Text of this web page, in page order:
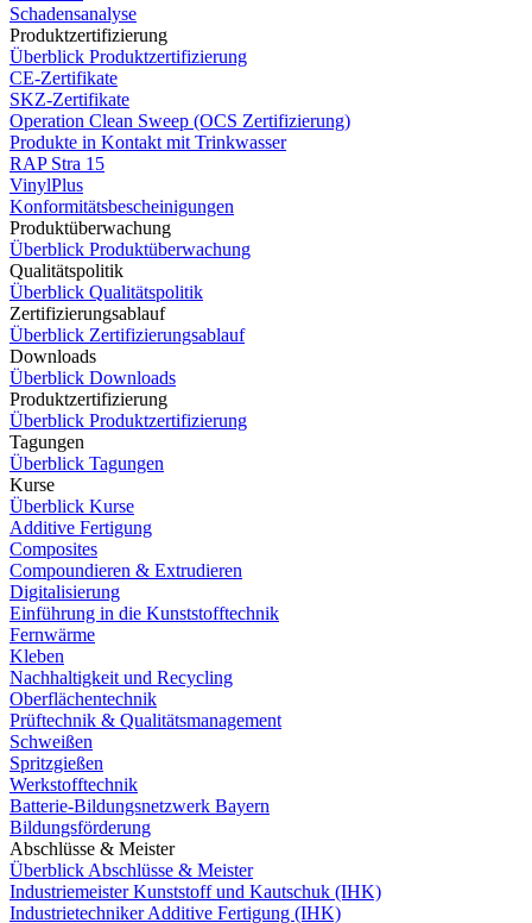
Schadensanalyse
Produktzertifizierung
Überblick Produktzertifizierung
CE-Zertifikate
SKZ-Zertifikate
Operation Clean Sweep (OCS Zertifizierung)
Produkte in Kontakt mit Trinkwasser
RAP Stra 15
VinylPlus
Konformitätsbescheinigungen
Produktüberwachung
Überblick Produktüberwachung
Qualitätspolitik
Überblick Qualitätspolitik
Zertifizierungsablauf
Überblick Zertifizierungsablauf
Downloads
Überblick Downloads
Produktzertifizierung
Überblick Produktzertifizierung
Tagungen
Überblick Tagungen
Kurse
Überblick Kurse
Additive Fertigung
Composites
Compoundieren & Extrudieren
Digitalisierung
Einführung in die Kunststofftechnik
Fernwärme
Kleben
Nachhaltigkeit und Recycling
Oberflächentechnik
Prüftechnik & Qualitätsmanagement
Schweißen
Spritzgießen
Werkstofftechnik
Batterie-Bildungsnetzwerk Bayern
Bildungsförderung
Abschlüsse & Meister
Überblick Abschlüsse & Meister
Industriemeister Kunststoff und Kautschuk (IHK)
Industrietechniker Additive Fertigung (IHK)